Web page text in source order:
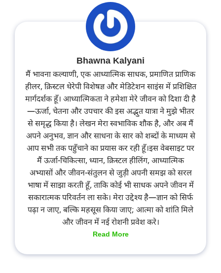
Bhawna Kalyani
मैं भावना कल्याणी, एक आध्यात्मिक साधक, प्रमाणित प्राणिक
हीलर, क्रिस्टल थेरेपी विशेषज्ञ और मेडिटेशन साइंस में प्रशिक्षित
मार्गदर्शक हूँ। आध्यात्मिकता ने हमेशा मेरे जीवन को दिशा दी है
—ऊर्जा, चेतना और उपचार की इस अद्भुत यात्रा ने मुझे भीतर
से समृद्ध किया है। लेखन मेरा स्वभाविक शौक है, और अब मैं
अपने अनुभव, ज्ञान और साधना के सार को शब्दों के माध्यम से
आप सभी तक पहुँचाने का प्रयास कर रही हूँ।इस वेबसाइट पर
मैं ऊर्जा-चिकित्सा, ध्यान, क्रिस्टल हीलिंग, आध्यात्मिक
अभ्यासों और जीवन-संतुलन से जुड़ी अपनी समझ को सरल
भाषा में साझा करती हूँ, ताकि कोई भी साधक अपने जीवन में
सकारात्मक परिवर्तन ला सके। मेरा उद्देश्य है—ज्ञान को सिर्फ
पढ़ा न जाए, बल्कि महसूस किया जाए; आत्मा को शांति मिले
और जीवन में नई रोशनी प्रवेश करे।
Read More